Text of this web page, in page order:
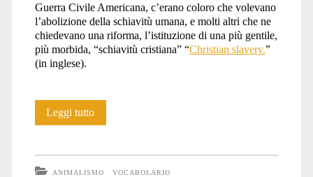
Guerra Civile Americana, c’erano coloro che volevano
l’abolizione della schiavitù umana, e molti altri che ne
chiedevano una riforma, l’istituzione di una più gentile,
più morbida, “schiavitù cristiana” “Christian slavery.”
(in inglese).
Leggi tuttoDizionario
ANIMALISMO VOCABOLARIO